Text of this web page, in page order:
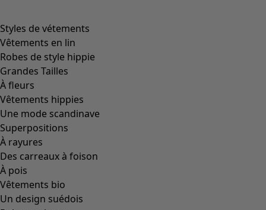
Styles de vétements
Vêtements en lin
Robes de style hippie
Grandes Tailles
À fleurs
Vêtements hippies
Une mode scandinave
Superpositions
À rayures
Des carreaux à foison
À pois
Vêtements bio
Un design suédois